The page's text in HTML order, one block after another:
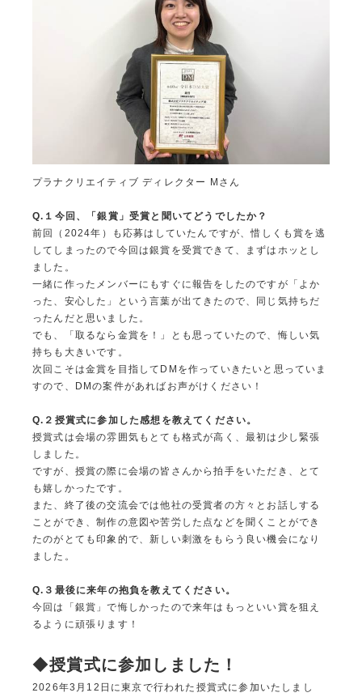
プラナクリエイティブ ディレクター Mさん
Q. １今回、「銀賞」受賞と聞いてどうでしたか？
前回（2024年）も応募はしていたんですが、惜しくも賞を逃
してしまったので今回は銀賞を受賞できて、まずはホッとし
ました。
一緒に作ったメンバーにもすぐに報告をしたのですが「よか
った、安心した」という言葉が出てきたので、同じ気持ちだ
ったんだと思いました。
でも、「取るなら金賞を！」とも思っていたので、悔しい気
持ちも大きいです。
次回こそは金賞を目指してDMを作っていきたいと思っていま
すので、DMの案件があればお声がけください！
Q. ２授賞式に参加した感想を教えてください。
授賞式は会場の雰囲気もとても格式が高く、最初は少し緊張
しました。
ですが、授賞の際に会場の皆さんから拍手をいただき、とて
も嬉しかったです。
また、終了後の交流会では他社の受賞者の方々とお話しする
ことができ、制作の意図や苦労した点などを聞くことができ
たのがとても印象的で、新しい刺激をもらう良い機会になり
ました。
Q. ３最後に来年の抱負を教えてください。
今回は「銀賞」で悔しかったので来年はもっといい賞を狙え
るように頑張ります！
◆授賞式に参加しました！
2026年3月12日に東京で行われた授賞式に参加いたしまし